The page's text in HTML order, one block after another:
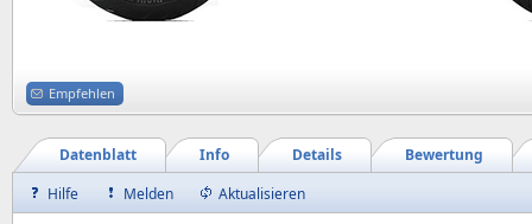
Empfehlen
Bewertung
Details
Info
Datenblatt
Hilfe
Melden Aktualisieren